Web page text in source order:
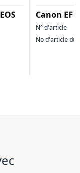
Canon EF
N° d'article
No d'article du